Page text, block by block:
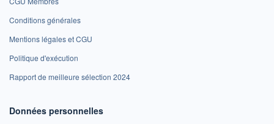
Conditions générales
Mentions légales et CGU
Politique d'exécution
Rapport de meilleure sélection 2024
Données personnelles